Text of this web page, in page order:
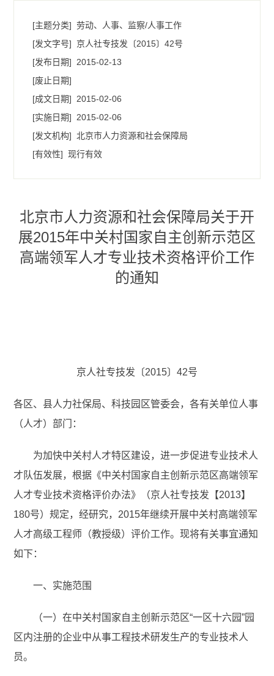
[主题分类] 劳动、人事、监察/人事工作
[发文字号]
京人社专技发〔2015〕42号
[发布日期]
2015-02-13
[废止日期]
[成文日期]
2015-02-06
[实施日期]
2015-02-06
[发文机构]
北京市人力资源和社会保障局
[有效性] 现行有效
北京市人力资源和社会保障局关于开
展2015年中关村国家自主创新示范区
高端领军人才专业技术资格评价工作
的通知
京人社专技发〔2015〕42号
各区、县人力社保局、科技园区管委会，各有关单位人事
（人才）部门：
为加快中关村人才特区建设，进一步促进专业技术人
才队伍发展，根据《中关村国家自主创新示范区高端领军
人才专业技术资格评价办法》（京人社专技发【2013】
180号）规定，经研究，2015年继续开展中关村高端领军
人才高级工程师（教授级）评价工作。现将有关事宜通知
如下：
一、实施范围
（一）在中关村国家自主创新示范区“一区十六园”园
区内注册的企业中从事工程技术研发生产的专业技术人
员。